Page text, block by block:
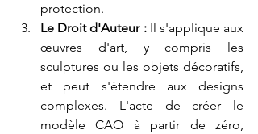
protection.
Le Droit d'Auteur : Il s'applique aux
œuvres d'art, y compris les
sculptures ou les objets décoratifs,
et peut s'étendre aux designs
complexes. L'acte de créer le
modèle CAO à partir de zéro,